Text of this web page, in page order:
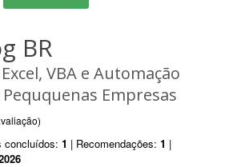
BR
VBA e Automação
Empresas
concluídos: 1 | Recomendações: 1 |